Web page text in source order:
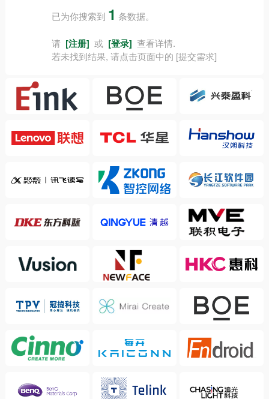
已为你搜索到 1 条数据。
请 [注册] 或 [登录] 查看详情.
若未找到结果, 请点击页面中的 [提交需求]